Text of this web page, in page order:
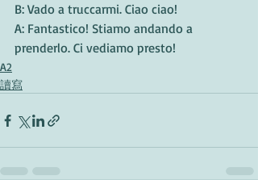
B: Vado a truccarmi. Ciao ciao!
A: Fantastico! Stiamo andando a
prenderlo. Ci vediamo presto!
A2
讀寫